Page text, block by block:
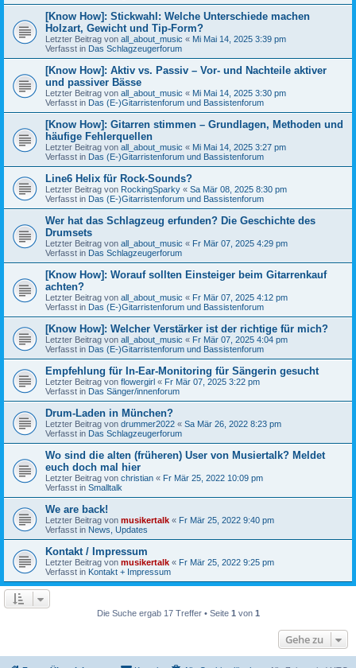
[Know How]: Stickwahl: Welche Unterschiede machen
Holzart, Gewicht und Tip-Form?
Letzter Beitrag von all_about_music « Mi Mai 14, 2025 3:39 pm
Verfasst in Das Schlagzeugerforum
[Know How]: Aktiv vs. Passiv – Vor- und Nachteile aktiver
und passiver Bässe
Letzter Beitrag von all_about_music « Mi Mai 14, 2025 3:30 pm
Verfasst in Das (E-)Gitarristenforum und Bassistenforum
[Know How]: Gitarren stimmen – Grundlagen, Methoden und
häufige Fehlerquellen
Letzter Beitrag von all_about_music « Mi Mai 14, 2025 3:27 pm
Verfasst in Das (E-)Gitarristenforum und Bassistenforum
Line6 Helix für Rock-Sounds?
Letzter Beitrag von RockingSparky « Sa Mär 08, 2025 8:30 pm
Verfasst in Das (E-)Gitarristenforum und Bassistenforum
Wer hat das Schlagzeug erfunden? Die Geschichte des
Drumsets
Letzter Beitrag von all_about_music « Fr Mär 07, 2025 4:29 pm
Verfasst in Das Schlagzeugerforum
[Know How]: Worauf sollten Einsteiger beim Gitarrenkauf
achten?
Letzter Beitrag von all_about_music « Fr Mär 07, 2025 4:12 pm
Verfasst in Das (E-)Gitarristenforum und Bassistenforum
[Know How]: Welcher Verstärker ist der richtige für mich?
Letzter Beitrag von all_about_music « Fr Mär 07, 2025 4:04 pm
Verfasst in Das (E-)Gitarristenforum und Bassistenforum
Empfehlung für In-Ear-Monitoring für Sängerin gesucht
Letzter Beitrag von flowergirl « Fr Mär 07, 2025 3:22 pm
Verfasst in Das Sänger/innenforum
Drum-Laden in München?
Letzter Beitrag von drummer2022 « Sa Mär 26, 2022 8:23 pm
Verfasst in Das Schlagzeugerforum
Wo sind die alten (früheren) User von Musiertalk? Meldet
euch doch mal hier
Letzter Beitrag von christian « Fr Mär 25, 2022 10:09 pm
Verfasst in Smalltalk
We are back!
Letzter Beitrag von musikertalk « Fr Mär 25, 2022 9:40 pm
Verfasst in News, Updates
Kontakt / Impressum
Letzter Beitrag von musikertalk « Fr Mär 25, 2022 9:25 pm
Verfasst in Kontakt + Impressum
Die Suche ergab 17 Treffer • Seite 1 von 1
Gehe zu